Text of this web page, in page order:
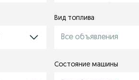
Вид топлива
Все объявления
Состояние машины